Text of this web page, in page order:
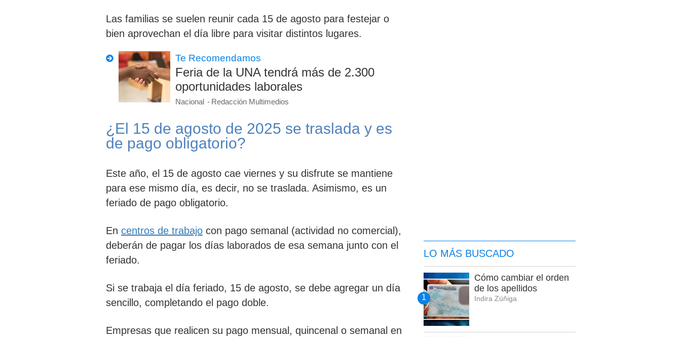
Las familias se suelen reunir cada 15 de agosto para festejar o
bien aprovechan el día libre para visitar distintos lugares.
Te Recomendamos
Feria de la UNA tendrá más de 2.300
oportunidades laborales
Nacional Redacción Multimedios
¿El 15 de agosto de 2025 se traslada y es
de pago obligatorio?
Este año, el 15 de agosto cae viernes y su disfrute se mantiene
para ese mismo día, es decir, no se traslada. Asimismo, es un
feriado de pago obligatorio.
En centros de trabajocon pago semanal (actividad no comercial),
deberán de pagar los días laborados de esa semana junto con el
feriado.
Si se trabaja el día feriado, 15 de agosto, se debe agregar un día
sencillo, completando el pago doble.
Empresas que realicen su pago mensual, quincenal o semanal en
LO MÁS BUSCADO
Cómo cambiar el orden
de los apellidos
Indira Zúñiga